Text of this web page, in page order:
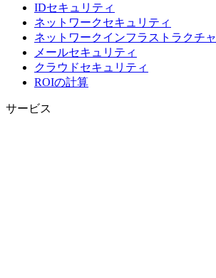
IDセキュリティ
ネットワークセキュリティ
ネットワークインフラストラクチャ
メールセキュリティ
クラウドセキュリティ
ROIの計算
サービス